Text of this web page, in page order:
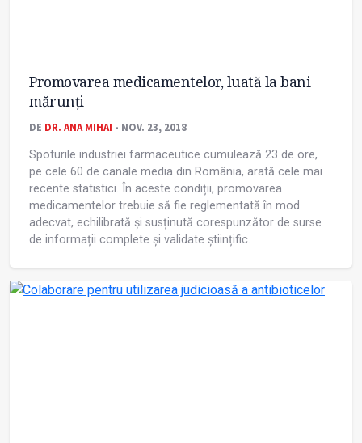
Promovarea medicamentelor, luată la bani
mărunți
DE DR. ANA MIHAI - NOV. 23, 2018
Spoturile industriei farmaceutice cumulează 23 de ore,
pe cele 60 de canale media din România, arată cele mai
recente statistici. În aceste condiții, promovarea
medicamentelor trebuie să fie reglementată în mod
adecvat, echilibrată și susținută corespunzător de surse
de informații complete și validate științific.